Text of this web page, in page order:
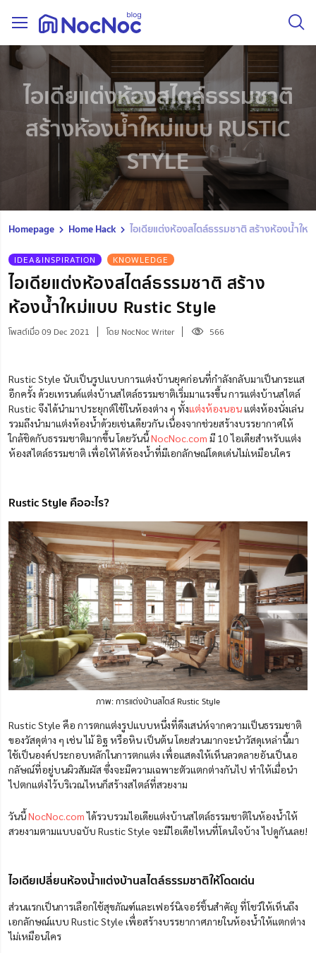
ไอเดียแต่งห้องสไตล์ธรรมชาติ
สร้างห้องน้ำใหม่แบบ RUSTIC
STYLE
Homepage Home Hack ไอเดียแต่งห้องสไตล์ธรรมชาติ สร้างห้องน้ำให
IDEA&INSPIRATION KNOWLEDGE
ไอเดียแต่งห้องสไตล์ธรรมชาติ สร้าง
ห้องน้ำใหม่แบบ Rustic Style
โพสต์เมื่อ 09 Dec 2021 โดย NocNoc Writer 566
Rustic Style นับเป็นรูปแบบการแต่งบ้านยุคก่อนที่กำลังกลับมาเป็นกระแส
อีกครั้ง ด้วยเทรนด์แต่งบ้านสไตล์ธรรมชาติเริ่มมาแรงขึ้น การแต่งบ้านสไตล์
Rustic จึงได้นำมาประยุกต์ใช้ในห้องต่าง ๆ ทั้งแต่งห้องนอนแต่งห้องนั่งเล่น
รวมถึงนำมาแต่งห้องน้ำด้วยเช่นเดียวกัน เนื่องจากช่วยสร้างบรรยากาศให้
ใกล้ชิดกับธรรมชาติมากขึ้น โดยวันนี้NocNoc.com มี 10 ไอเดียสำหรับแต่ง
ห้องสไตล์ธรรมชาติ เพื่อให้ได้ห้องน้ำที่มีเอกลักษณ์โดดเด่นไม่เหมือนใคร
Rustic Style คืออะไร?
ภาพ: การแต่งบ้านสไตล์ Rustic Style
Rustic Style คือ การตกแต่งรูปแบบหนึ่งที่ดึงเสน่ห์จากความเป็นธรรมชาติ
ของวัสดุต่าง ๆ เช่น ไม้ อิฐ หรือหิน เป็นต้น โดยส่วนมากจะนำวัสดุเหล่านี้มา
ใช้เป็นองค์ประกอบหลักในการตกแต่ง เพื่อแสดงให้เห็นลวดลายอันเป็นเอ
กลัษณ์ที่อยู่บนผิวสัมผัส ซึ่งจะมีความเฉพาะตัวแตกต่างกันไป ทำให้เมื่อนำ
ไปตกแต่งไว้บริเวณไหนก็สร้างสไตล์ที่สวยงาม
วันนี้NocNoc.comได้รวบรวมไอเดียแต่งบ้านสไตล์ธรรมชาติในห้องน้ำให้
สวยงามตามแบบฉบับ Rustic Style จะมีไอเดียไหนที่โดนใจบ้าง ไปดูกันเลย!
ไอเดียเปลี่ยนห้องน้ำแต่งบ้านสไตล์ธรรมชาติให้โดดเด่น
ส่วนแรกเป็นการเลือกใช้สุขภัณฑ์และเฟอร์นิเจอร์ชิ้นสำคัญ ที่โชว์ให้เห็นถึง
เอกลักษณ์แบบ Rustic Style เพื่อสร้างบรรยากาศภายในห้องน้ำให้แตกต่าง
ไม่เหมือนใคร